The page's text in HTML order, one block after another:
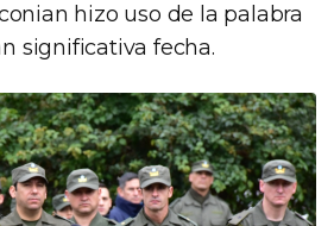
hizo uso de la palabra
significativa fecha.